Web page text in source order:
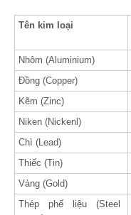
Tên kim loại
Nhôm (Aluminium)
Đồng (Copper)
Kẽm (Zinc)
Niken (Nickenl)
Chì (Lead)
Thiếc (Tin)
Vàng (Gold)
Thép phế liệu (Steel